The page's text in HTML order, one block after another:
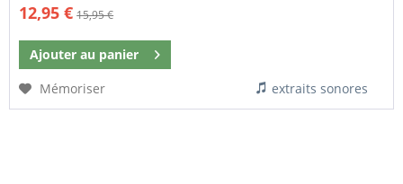
12,95 € 15,95 €
Ajouter au panier
Mémoriser
extraits sonores